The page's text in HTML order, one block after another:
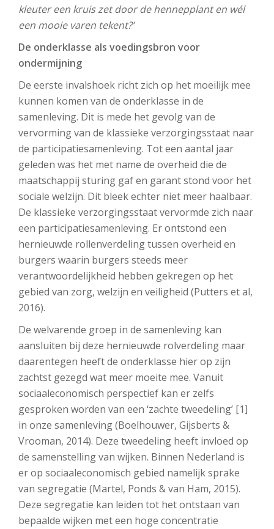
kleuter een kruis zet door de hennepplant en wél
een mooie varen tekent?’
De onderklasse als voedingsbron voor
ondermijning
De eerste invalshoek richt zich op het moeilijk mee
kunnen komen van de onderklasse in de
samenleving. Dit is mede het gevolg van de
vervorming van de klassieke verzorgingsstaat naar
de participatiesamenleving. Tot een aantal jaar
geleden was het met name de overheid die de
maatschappij sturing gaf en garant stond voor het
sociale welzijn. Dit bleek echter niet meer haalbaar.
De klassieke verzorgingsstaat vervormde zich naar
een participatiesamenleving. Er ontstond een
hernieuwde rollenverdeling tussen overheid en
burgers waarin burgers steeds meer
verantwoordelijkheid hebben gekregen op het
gebied van zorg, welzijn en veiligheid (Putters et al,
2016).
De welvarende groep in de samenleving kan
aansluiten bij deze hernieuwde rolverdeling maar
daarentegen heeft de onderklasse hier op zijn
zachtst gezegd wat meer moeite mee. Vanuit
sociaaleconomisch perspectief kan er zelfs
gesproken worden van een ‘zachte tweedeling’ [1]
in onze samenleving (Boelhouwer, Gijsberts &
Vrooman, 2014). Deze tweedeling heeft invloed op
de samenstelling van wijken. Binnen Nederland is
er op sociaaleconomisch gebied namelijk sprake
van segregatie (Martel, Ponds & van Ham, 2015).
Deze segregatie kan leiden tot het ontstaan van
bepaalde wijken met een hoge concentratie